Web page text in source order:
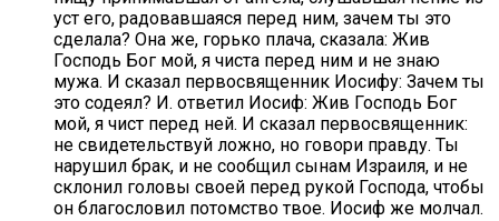
уст его, радовавшаяся перед ним, зачем ты это
сделала? Она же, горько плача, сказала: Жив
Господь Бог мой, я чиста перед ним и не знаю
мужа. И сказал первосвященник Иосифу: Зачем ты
это содеял? И. ответил Иосиф: Жив Господь Бог
мой, я чист перед ней. И сказал первосвященник:
не свидетельствуй ложно, но говори правду. Ты
нарушил брак, и не сообщил сынам Израиля, и не
склонил головы своей перед рукой Господа, чтобы
он благословил потомство твое. Иосиф же молчал.